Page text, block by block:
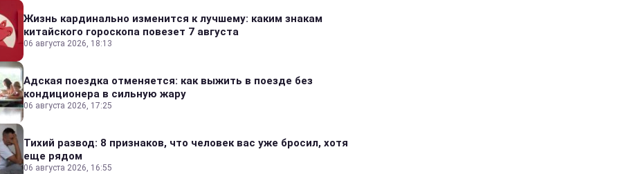
Жизнь кардинально изменится к лучшему: каким знакам
китайского гороскопа повезет 7 августа
06 августа 2026, 18:13
Адская поездка отменяется: как выжить в поезде без
кондиционера в сильную жару
06 августа 2026, 17:25
Тихий развод: 8 признаков, что человек вас уже бросил, хотя
еще рядом
06 августа 2026, 16:55